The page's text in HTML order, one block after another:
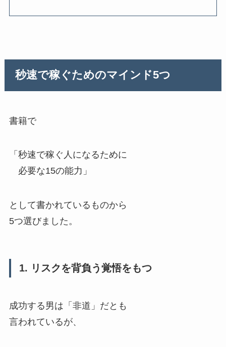
秒速で稼ぐためのマインド5つ
書籍で
「秒速で稼ぐ人になるために
必要な15の能力」
として書かれているものから
5つ選びました。
1. リスクを背負う覚悟をもつ
成功する男は「非道」だとも
言われているが、